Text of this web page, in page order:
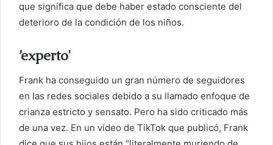
que significa que debe haber estado consciente del
deterioro de la condición de los niños.
’experto'
Frank ha conseguido un gran número de seguidores
en las redes sociales debido a su llamado enfoque de
crianza estricto y sensato. Pero ha sido criticado más
de una vez. En un vídeo de TikTok que publicó, Frank